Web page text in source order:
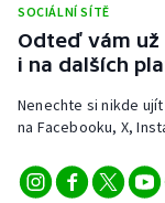
SOCIÁLNÍ SÍTĚ
Odteď vám už
i na dalších
Nenechte si nikde
na Facebooku, X,